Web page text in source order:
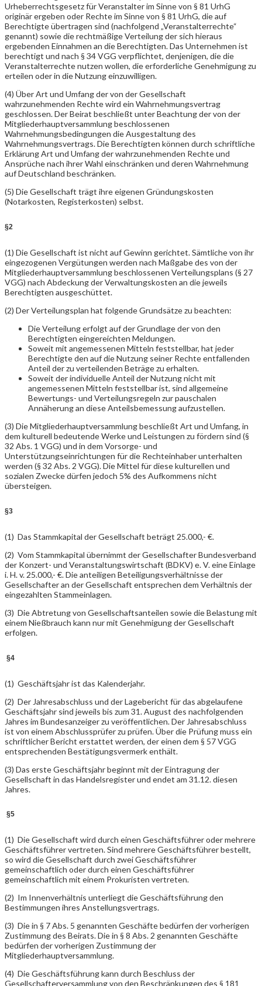
Urheberrechtsgesetz für Veranstalter im Sinne von § 81 UrhG
originär ergeben oder Rechte im Sinne von § 81 UrhG, die auf
Berechtigte übertragen sind (nachfolgend „Veranstalterrechte“
genannt) sowie die rechtmäßige Verteilung der sich hieraus
ergebenden Einnahmen an die Berechtigten. Das Unternehmen ist
berechtigt und nach § 34 VGG verpflichtet, denjenigen, die die
Veranstalterrechte nutzen wollen, die erforderliche Genehmigung zu
erteilen oder in die Nutzung einzuwilligen.
(4) Über Art und Umfang der von der Gesellschaft
wahrzunehmenden Rechte wird ein Wahrnehmungsvertrag
geschlossen. Der Beirat beschließt unter Beachtung der von der
Mitgliederhauptversammlung beschlossenen
Wahrnehmungsbedingungen die Ausgestaltung des
Wahrnehmungsvertrags. Die Berechtigten können durch schriftliche
Erklärung Art und Umfang der wahrzunehmenden Rechte und
Ansprüche nach ihrer Wahl einschränken und deren Wahrnehmung
auf Deutschland beschränken.
(5) Die Gesellschaft trägt ihre eigenen Gründungskosten
(Notarkosten, Registerkosten) selbst.
§2
(1) Die Gesellschaft ist nicht auf Gewinn gerichtet. Sämtliche von ihr
eingezogenen Vergütungen werden nach Maßgabe des von der
Mitgliederhauptversammlung beschlossenen Verteilungsplans (§ 27
VGG) nach Abdeckung der Verwaltungskosten an die jeweils
Berechtigten ausgeschüttet.
(2) Der Verteilungsplan hat folgende Grundsätze zu beachten:
Die Verteilung erfolgt auf der Grundlage der von den
Berechtigten eingereichten Meldungen.
Soweit mit angemessenen Mitteln feststellbar, hat jeder
Berechtigte den auf die Nutzung seiner Rechte entfallenden
Anteil der zu verteilenden Beträge zu erhalten.
Soweit der individuelle Anteil der Nutzung nicht mit
angemessenen Mitteln feststellbar ist, sind allgemeine
Bewertungs- und Verteilungsregeln zur pauschalen
Annäherung an diese Anteilsbemessung aufzustellen.
(3) Die Mitgliederhauptversammlung beschließt Art und Umfang, in
dem kulturell bedeutende Werke und Leistungen zu fördern sind (§
32 Abs. 1 VGG) und in dem Vorsorge- und
Unterstützungseinrichtungen für die Rechteinhaber unterhalten
werden (§ 32 Abs. 2 VGG). Die Mittel für diese kulturellen und
sozialen Zwecke dürfen jedoch 5% des Aufkommens nicht
übersteigen.
§3
(1) Das Stammkapital der Gesellschaft beträgt 25.000,- €.
(2) Vom Stammkapital übernimmt der Gesellschafter Bundesverband
der Konzert- und Veranstaltungswirtschaft (BDKV) e. V. eine Einlage
i. H. v. 25.000,- €. Die anteiligen Beteiligungsverhältnisse der
Gesellschafter an der Gesellschaft entsprechen dem Verhältnis der
eingezahlten Stammeinlagen.
(3) Die Abtretung von Gesellschaftsanteilen sowie die Belastung mit
einem Nießbrauch kann nur mit Genehmigung der Gesellschaft
erfolgen.
§4
(1) Geschäftsjahr ist das Kalenderjahr.
(2) Der Jahresabschluss und der Lagebericht für das abgelaufene
Geschäftsjahr sind jeweils bis zum 31. August des nachfolgenden
Jahres im Bundesanzeiger zu veröffentlichen. Der Jahresabschluss
ist von einem Abschlussprüfer zu prüfen. Über die Prüfung muss ein
schriftlicher Bericht erstattet werden, der einen dem § 57 VGG
entsprechenden Bestätigungsvermerk enthält.
(3) Das erste Geschäftsjahr beginnt mit der Eintragung der
Gesellschaft in das Handelsregister und endet am 31.12. diesen
Jahres.
§5
(1) Die Gesellschaft wird durch einen Geschäftsführer oder mehrere
Geschäftsführer vertreten. Sind mehrere Geschäftsführer bestellt,
so wird die Gesellschaft durch zwei Geschäftsführer
gemeinschaftlich oder durch einen Geschäftsführer
gemeinschaftlich mit einem Prokuristen vertreten.
(2) Im Innenverhältnis unterliegt die Geschäftsführung den
Bestimmungen ihres Anstellungsvertrags.
(3) Die in § 7 Abs. 5 genannten Geschäfte bedürfen der vorherigen
Zustimmung des Beirats. Die in § 8 Abs. 2 genannten Geschäfte
bedürfen der vorherigen Zustimmung der
Mitgliederhauptversammlung.
(4) Die Geschäftsführung kann durch Beschluss der
Gesellschafterversammlung von den Beschränkungen des § 181